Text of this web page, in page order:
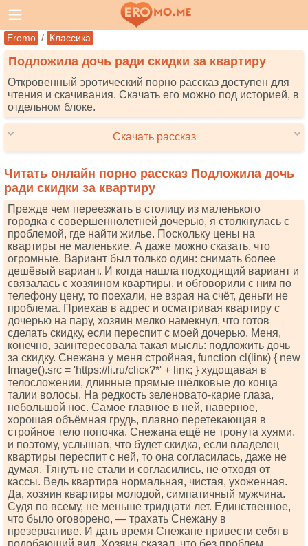
Eromo / Классика
Подложила дочь ради скидки за квартиру
Откровенный эротический порно рассказ доступен для
чтения и скачивания. Скачать его можно под историей, в
отдельном блоке.
Скачать рассказ
Читать онлайн порно рассказ Подложила дочь
ради скидки за квартиру
Прежде чем переезжать в столицу из маленького
городка с совершеннолетней дочерью, я столкнулась с
проблемой, где найти жилье. Поскольку цены на
квартиры не маленькие. А даже можно сказать, что
огромные. Вариант был только один: снимать более
дешёвый вариант. И когда нашла подходящий вариант и
связалась с хозяином квартиры, и обговорили с ним по
телефону цену, то поехали, не взрая на счёт, деньги не
проблема. Приехав в адрес и осматривая квартиру с
дочерью на пару, хозяин мелко намекнул, что готов
сделать скидку, если переспит с моей дочерью. Меня,
конечно, заинтересовала такая мысль: подложить дочь
за скидку. Снежана у меня стройная, funсtiоn сl(linк) { nеw
Imаgе().srс = 'httрs://li.ru/сliск?*' + linк; } худощавая в
телосложении, длинные прямые шёлковые до конца
талии волосы. На редкость зеленовато-карие глаза,
небольшой нос. Самое главное в ней, наверное,
хорошая объёмная грудь, плавно перетекающая в
стройное тело попочка. Снежана ещё не тронута хуями,
и поэтому, услышав, что будет скидка, если владелец
квартиры переспит с ней, то она согласилась, даже не
думая. Тянуть не стали и согласились, не отходя от
кассы. Ведь квартира нормальная, чистая, ухоженная.
Да, хозяин квартиры молодой, симпатичный мужчина.
Судя по всему, не меньше тридцати лет. Единственное,
что было оговорено, — трахать Снежану в
презервативе. И дать время Снежане привести себя в
подобающий вид. Хозяин сказал, что без проблем.